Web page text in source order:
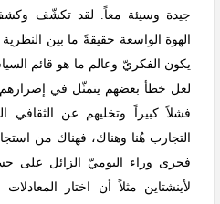
جيدة وسيئة معاً. لقد تكشّف
الهوة الواسعة حقيقةً ما بين
يكون الفكريّ وعالم ما هو قائم
لعل خطأ بعضهم يتمثّل في إصرارهم
فشلاً كبيراً وتخليهم عن الثقافي
التجارب هُنا وهناك، فهناك من
فجرى وراء اليوميّ الزائل على
لأينشتاين مثلاً أن اختار